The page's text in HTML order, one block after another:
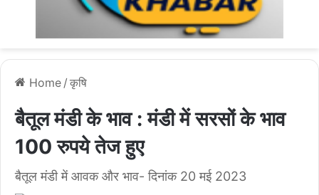
Home / कृषि
बैतूल मंडी के भाव : मंडी में सरसों के भाव
100 रुपये तेज हुए
बैतूल मंडी में आवक और भाव- दिनांक 20 मई 2023